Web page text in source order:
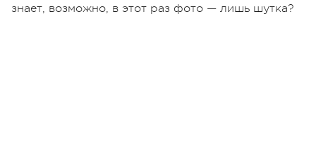
знает, возможно, в этот раз фото — лишь шутка?